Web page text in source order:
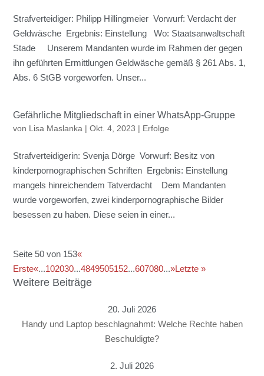
Strafverteidiger: Philipp Hillingmeier Vorwurf: Verdacht der
Geldwäsche Ergebnis: Einstellung Wo: Staatsanwaltschaft
Stade Unserem Mandanten wurde im Rahmen der gegen
ihn geführten Ermittlungen Geldwäsche gemäß § 261 Abs. 1,
Abs. 6 StGB vorgeworfen. Unser...
Gefährliche Mitgliedschaft in einer WhatsApp-Gruppe
von Lisa Maslanka |Okt. 4, 2023 | Erfolge
Strafverteidigerin: Svenja Dörge Vorwurf: Besitz von
kinderpornographischen Schriften Ergebnis: Einstellung
mangels hinreichendem Tatverdacht Dem Mandanten
wurde vorgeworfen, zwei kinderpornographische Bilder
besessen zu haben. Diese seien in einer...
Seite 50 von 153«
Erste«...102030...4849505152...607080...»Letzte »
Weitere Beiträge
20. Juli 2026
Handy und Laptop beschlagnahmt: Welche Rechte haben
Beschuldigte?
2. Juli 2026